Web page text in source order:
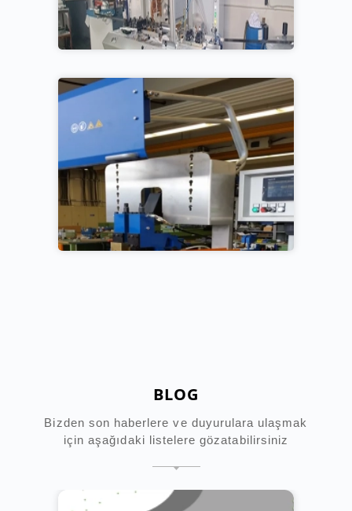
ALO 191-MS-4
Kattık
İdeal Bas 320 Alın
BLOG
Bizden son haberlere ve duyurulara ulaşmak
için aşağıdaki listelere gözatabilirsiniz